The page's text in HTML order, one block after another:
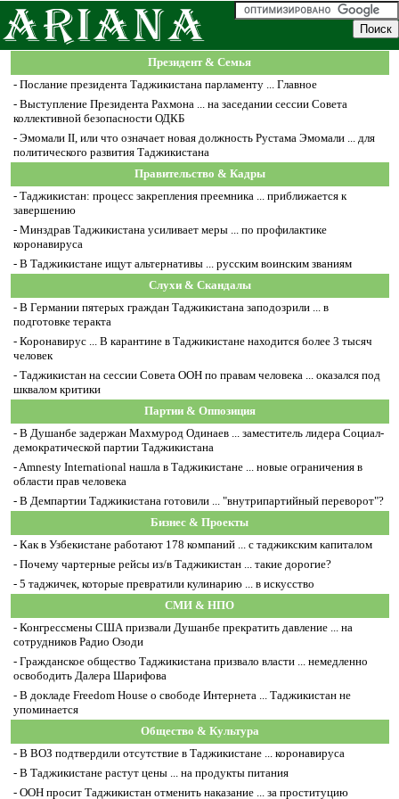
Президент & Семья
- Послание президента Таджикистана парламенту ... Главное
- Выступление Президента Рахмона ... на заседании сессии Совета
коллективной безопасности ОДКБ
- Эмомали II, или что означает новая должность Рустама Эмомали ... для
политического развития Таджикистана
Правительство & Кадры
- Таджикистан: процесс закрепления преемника ... приближается к
завершению
- Минздрав Таджикистана усиливает меры ... по профилактике
коронавируса
- В Таджикистане ищут альтернативы ... русским воинским званиям
Слухи & Скандалы
- В Германии пятерых граждан Таджикистана заподозрили ... в
подготовке теракта
- Коронавирус ... В карантине в Таджикистане находится более 3 тысяч
человек
- Таджикистан на сессии Совета ООН по правам человека ... оказался под
шквалом критики
Партии & Оппозиция
- В Душанбе задержан Махмурод Одинаев ... заместитель лидера Социал-
демократической партии Таджикистана
-Amnesty International нашла в Таджикистане ... новые ограничения в
области прав человека
- В Демпартии Таджикистана готовили ... "внутрипартийный переворот"?
Бизнес & Проекты
- Как в Узбекистане работают 178 компаний ... с таджикским капиталом
- Почему чартерные рейсы из/в Таджикистан ... такие дорогие?
- 5 таджичек, которые превратили кулинарию ... в искусство
СМИ & НПО
- Конгрессмены США призвали Душанбе прекратить давление ... на
сотрудников Радио Озоди
- Гражданское общество Таджикистана призвало власти ... немедленно
освободить Далера Шарифова
- В докладе Freedom House о свободе Интернета ... Таджикистан не
упоминается
Общество & Культура
- В ВОЗ подтвердили отсутствие в Таджикистане ... коронавируса
- В Таджикистане растут цены ... на продукты питания
- ООН просит Таджикистан отменить наказание ... за проституцию